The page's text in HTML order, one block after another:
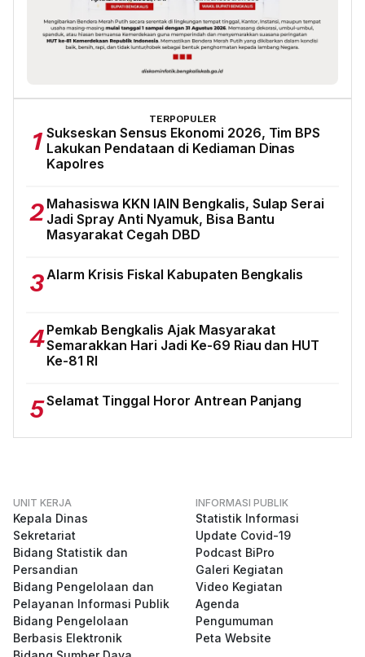
TERPOPULER
1 Sukseskan Sensus Ekonomi 2026, Tim BPS
Lakukan Pendataan di Kediaman Dinas
Kapolres
2 Mahasiswa KKN IAIN Bengkalis, Sulap Serai
Jadi Spray Anti Nyamuk, Bisa Bantu
Masyarakat Cegah DBD
3 Alarm Krisis Fiskal Kabupaten Bengkalis
4Pemkab Bengkalis Ajak Masyarakat
Semarakkan Hari Jadi Ke-69 Riau dan HUT
Ke-81 RI
5Selamat Tinggal Horor Antrean Panjang
UNIT KERJA
Kepala Dinas
Sekretariat
Bidang Statistik dan
Persandian
Bidang Pengelolaan dan
Pelayanan Informasi Publik
Bidang Pengelolaan
Berbasis Elektronik
INFORMASI PUBLIK
Statistik Informasi
Update Covid-19
Podcast BiPro
Galeri Kegiatan
Video Kegiatan
Agenda
Pengumuman
Peta Website